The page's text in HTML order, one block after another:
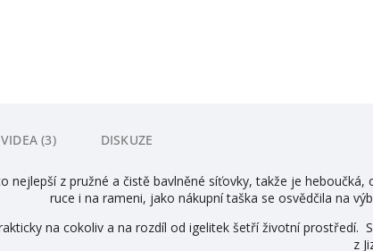
VIDEA (3) DISKUZE
nejlepší z pružné a čistě bavlněné síťovky, takže je
ruce i na rameni, jako nákupní taška se osvědčila na
na cokoliv a na rozdíl od igelitek šetří životní
z